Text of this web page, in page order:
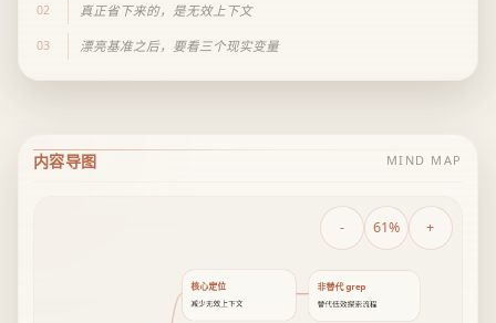
02 真正省下来的，是无效上下文
03 漂亮基准之后，要看三个现实变量
内容导图 MIND MAP
- 61% +
核心定位
减少无效上下文
非替代 grep
替代低效探索流程